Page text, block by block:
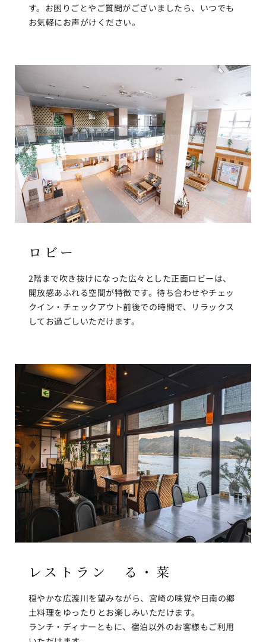
す。お困りごとやご質問がございましたら、いつでも
お気軽にお声がけください。
ロビー
2階まで吹き抜けになった広々とした正面ロビーは、
開放感あふれる空間が特徴です。待ち合わせやチェッ
クイン・チェックアウト前後での時間で、リラックス
してお過ごしいただけます。
レストラン る・菜
穏やかな広渡川を望みながら、宮崎の味覚や日南の郷
土料理をゆったりとお楽しみいただけます。
ランチ・ディナーともに、宿泊以外のお客様もご利用